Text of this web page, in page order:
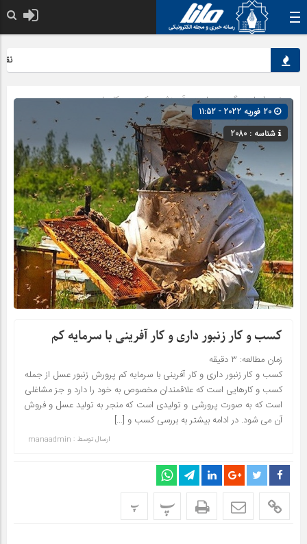
نقش
صفحه اصلی» گروه »علمی و آموزشی»کسب و کارها
شناسه : 2080
کسب و کار زنبور داری و کار آفرینی با سرمایه کم
زمان مطالعه: ۳ دقیقه
کسب و کار زنبور داری و کار آفرینی با سرمایه کم پرورش زنبور عسل از جمله
کسب و کارهایی است که علاقمندان مخصوص به خود را دارد و جز مشاغلی
است که به صورت پرورشی و تولیدی است که منجر به تولید عسل و فروش
آن می شود. در ادامه بیشتر به بررسی کسب و […]
ارسال توسط : manaadmin
پ پ